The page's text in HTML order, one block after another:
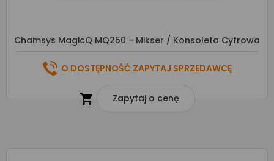
Chamsys MagicQ MQ250 - Mikser / Konsoleta Cyfrowa
O DOSTĘPNOŚĆ ZAPYTAJ SPRZEDAWCĘ
 Zapytaj o cenę